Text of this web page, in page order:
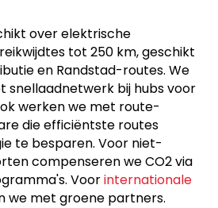
over elektrische
tot 250 km, geschikt
en Randstad-routes. We
snellaadnetwerk bij hubs voor
werken we met route-
die efficiëntste routes
te besparen. Voor niet-
compenseren we CO2 via
Voorinternationale
we met groene partners.